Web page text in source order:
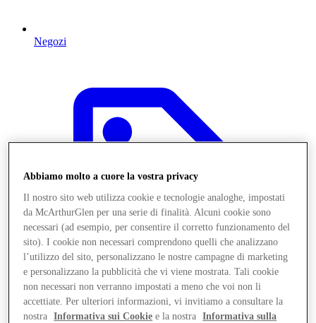
Negozi
Abbiamo molto a cuore la vostra privacy
Il nostro sito web utilizza cookie e tecnologie analoghe, impostati
da McArthurGlen per una serie di finalità. Alcuni cookie sono
necessari (ad esempio, per consentire il corretto funzionamento del
sito). I cookie non necessari comprendono quelli che analizzano
l’utilizzo del sito, personalizzano le nostre campagne di marketing
e personalizzano la pubblicità che vi viene mostrata. Tali cookie
non necessari non verranno impostati a meno che voi non li
accettiate. Per ulteriori informazioni, vi invitiamo a consultare la
nostra
Informativa sui Cookie e la nostra
Informativa sulla